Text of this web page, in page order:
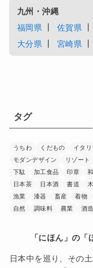
九州・沖縄
福岡県
佐賀県
大分県
宮崎県
タグ
うちわ くだもの イタリ
モダンデザイン
リゾート
下駄
加工食品 印章
日本茶
日本酒 書道
漁業
漆器 畜産 着物
自然
調味料 農業 酒造
「にほん」の
日本中を巡り、その